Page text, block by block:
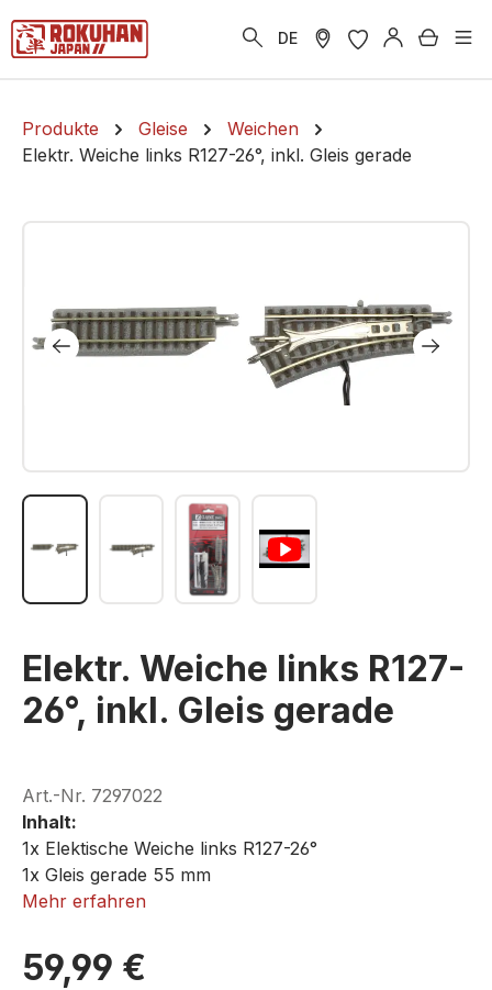
springen DE
Produkte Gleise
Weichen
Elektr. Weiche links R127-26°, inkl. Gleis gerade
Bildergalerie überspringen
Elektr. Weiche links R127-
26°, inkl. Gleis gerade
Art.-Nr. 7297022
Inhalt:
1x Elektische Weiche links R127-26°
1x Gleis gerade 55 mm
Mehr erfahren
59,99 €